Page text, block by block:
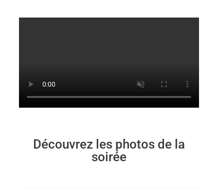
Découvrez les photos de la
soirée